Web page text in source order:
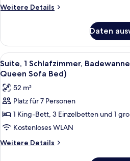
Badewanne
Beds,
Sofa
Bed,
Shower)
anzeigen
Weitere Details
Weitere
1
Schlafzimmer,
barrierearme
Badewanne
Queen
Beds,
Bed,
Shower)
Daten
Alle
Fotos
für
Suite,
1
Schlafzimmer,
Badewanne
(King
Ein
5
Suite, 1 Schlafzimmer,
Queen Sofa Bed)
52 m²
Platz für 7 Personen
1 King-Bett, 3 Einzelbetten und 1
Kostenloses WLAN
Weitere Details
Weitere